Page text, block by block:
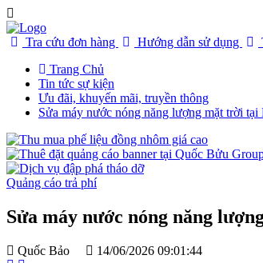
Tra cứu đơn hàng Hướng dẫn sử dụng
Trang Chủ
Tin tức sự kiện
Ưu đãi, khuyến mãi, truyền thông
Sửa máy nước nóng năng lượng mặt trời
Quảng cáo trả phí
Sửa máy nước nóng năng
Quốc Bảo 14/06/2026 09:01:44